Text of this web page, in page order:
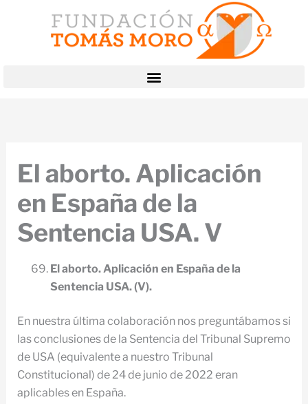
El aborto. Aplicación
en España de la
Sentencia USA. V
El aborto. Aplicación en España de la
Sentencia USA. (V).
En nuestra última colaboración nos preguntábamos si
las conclusiones de la Sentencia del Tribunal Supremo
de USA (equivalente a nuestro Tribunal
Constitucional) de 24 de junio de 2022 eran
aplicables en España.